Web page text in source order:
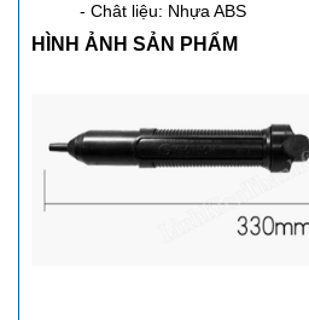
- Chât liệu: Nhựa ABS
HÌNH ẢNH SẢN PHẨM